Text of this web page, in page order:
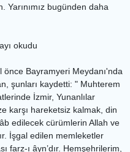
bugünden daha
okudu
önce Bayramyeri Meydanı'nda
şunları kaydetti: " Muhterem
İzmir, Yunanlılar
karşı hareketsiz kalmak, din
edilecek cürümlerin Allah ve
İşgal edilen memleketler
farz-ı âyn’dır. Hemşehrilerim,